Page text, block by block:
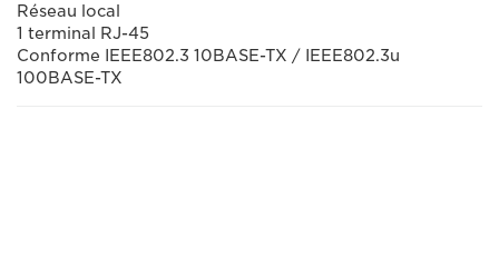
Réseau local
1 terminal RJ-45
Conforme IEEE802.3 10BASE-TX / IEEE802.3u
100BASE-TX